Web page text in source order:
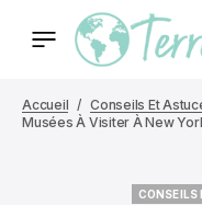
Accueil Conseils Et
Musées À Visiter À New
CONSEILS